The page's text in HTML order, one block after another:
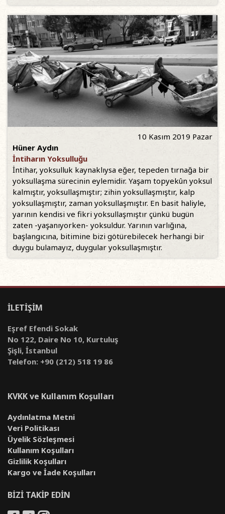
10 Kasım 2019 Pazar
Hüner Aydın
İntiharın Yoksulluğu
İntihar, yoksulluk kaynaklıysa eğer, tepeden tırnağa bir
yoksullaşma sürecinin eylemidir. Yaşam topyekûn yoksul
kalmıştır, yoksullaşmıştır; zihin yoksullaşmıştır, kalp
yoksullaşmıştır, zaman yoksullaşmıştır. En basit haliyle,
yarının kendisi ve fikri yoksullaşmıştır çünkü bugün
zaten -yaşanıyorken- yoksuldur. Yarının varlığına,
başlangıcına, bitimine bizi götürebilecek herhangi bir
duygu bulamayız, duygular yoksullaşmıştır.
İLETİŞİM
Eşref Efendi Sokak
No 122, Daire No 10, Kurtuluş
Şişli, İstanbul
Telefon: +90 (212) 518 19 86
KVKK ve Kullanım Koşulları
Aydınlatma Metni
Veri Politikası
Üyelik Sözleşmesi
Kullanım Koşulları
Gizlilik Koşulları
Kargo ve İade Koşulları
BİZİ TAKİP EDİN